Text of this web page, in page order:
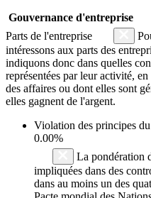
Gouvernance d'entreprise
Parts de l'entreprise
intéressons aux parts des
indiquons donc dans quelles
représentées par leur activité,
des affaires ou dont elles sont
elles gagnent de l'argent.
Violation des principes du
0.00%
La pondération
impliquées dans des
dans au moins un des